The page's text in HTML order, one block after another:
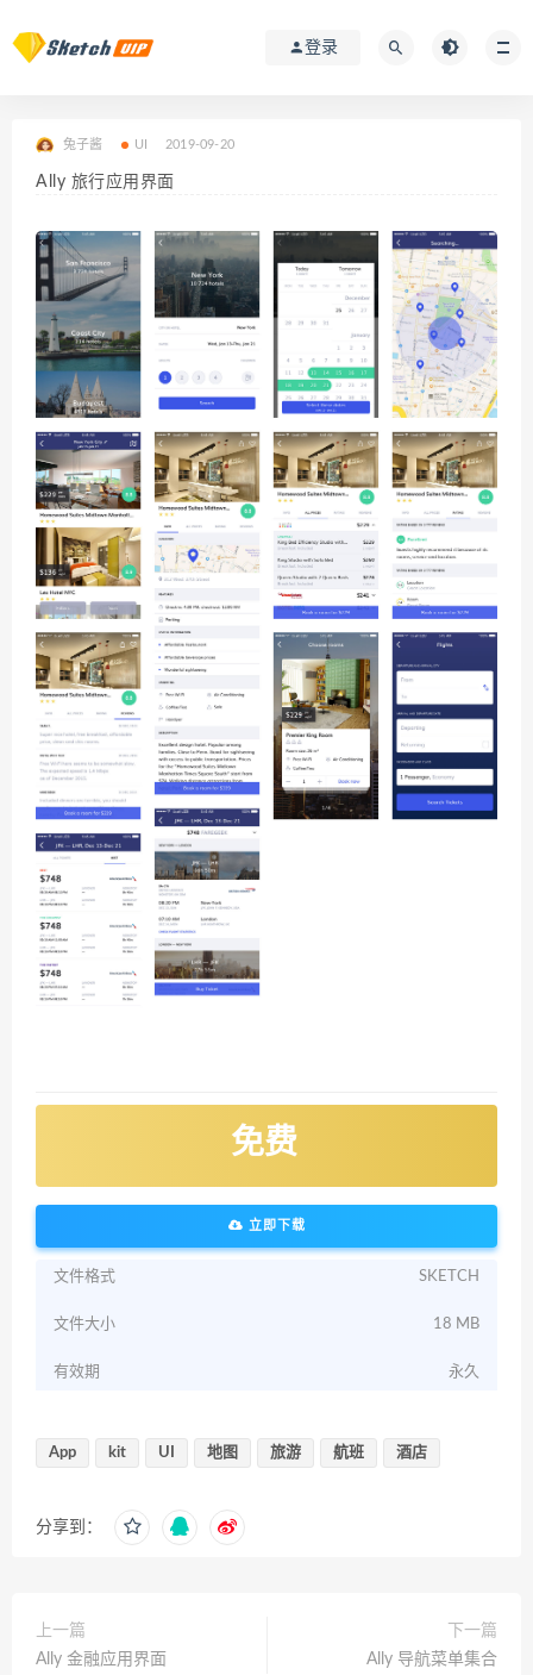
登录
兔子酱 UI 2019-09-20
Ally 旅行应用界面
免费
立即下载
文件格式 SKETCH
文件大小 18 MB
有效期 永久
App kit UI 地图 旅游 航班 酒店
分享到：
上一篇
Ally 金融应用界面
下一篇
Ally 导航菜单集合